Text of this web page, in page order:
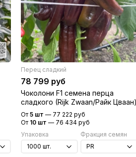
Перец сладкий
78 799 руб
Чоколони F1 семена перца
сладкого (Rijk Zwaan/Райк Цваан)
От 5 шт — 77 222 руб
От 10 шт — 76 434 руб
Упаковка
Фракция семян